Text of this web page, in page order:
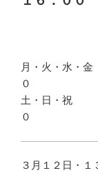
月・火・水・
０
土・日・祝
０
３月１２日・１